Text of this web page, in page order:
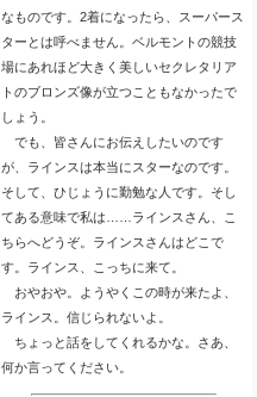
なものです。2着になったら、スーパース
ターとは呼べません。ベルモントの競技
場にあれほど大きく美しいセクレタリア
トのブロンズ像が立つこともなかったで
しょう。
でも、皆さんにお伝えしたいのです
が、ラインスは本当にスターなのです。
そして、ひじょうに勤勉な人です。そし
てある意味で私は……ラインスさん、こ
ちらへどうぞ。ラインスさんはどこで
す。ラインス、こっちに来て。
おやおや。ようやくこの時が来たよ、
ラインス。信じられないよ。
ちょっと話をしてくれるかな。さあ、
何か言ってください。